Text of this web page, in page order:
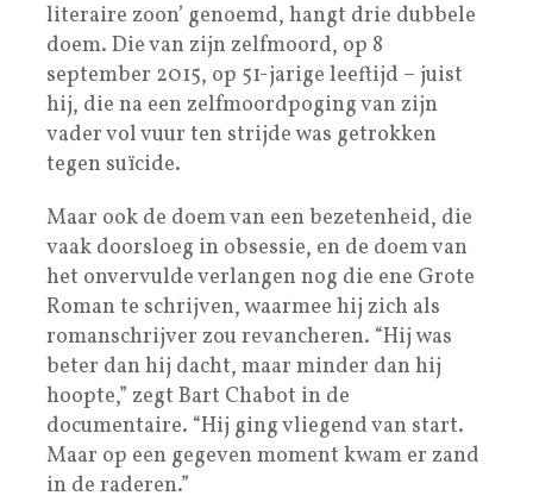
literaire zoon’ genoemd, hangt drie dubbele
doem. Die van zijn zelfmoord, op 8
september 2015, op 51-jarige leeftijd – juist
hij, die na een zelfmoordpoging van zijn
vader vol vuur ten strijde was getrokken
tegen suïcide.
Maar ook de doem van een bezetenheid, die
vaak doorsloeg in obsessie, en de doem van
het onvervulde verlangen nog die ene Grote
­Roman te schrijven, waarmee hij zich als
romanschrijver zou revancheren. “Hij was
beter dan hij dacht, maar minder dan hij
hoopte,” zegt Bart Chabot in de
documentaire. “Hij ging vliegend van start.
Maar op een ­gegeven moment kwam er zand
in de raderen.”